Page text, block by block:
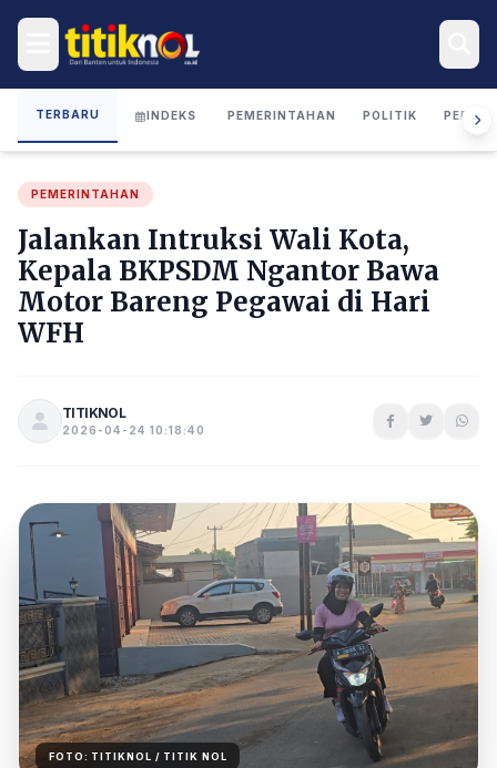
TERBARU INDEKS PEMERINTAHAN POLITIK
PEMERINTAHAN
Jalankan Intruksi Wali Kota,
Kepala BKPSDM Ngantor Bawa
Motor Bareng Pegawai di Hari
WFH
TITIKNOL
2026-04-24 10:18:40
FOTO: TITIKNOL / TITIK NOL